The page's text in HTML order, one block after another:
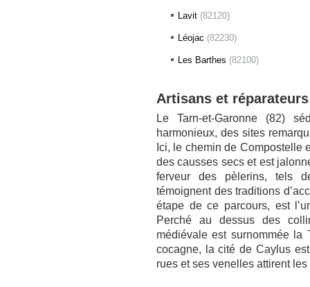
Lavit (82120)
Léojac (82230)
Les Barthes (82100)
Artisans et
Le Tarn-et-Garonne (82)
harmonieux, des sites
Ici, le chemin de Compostelle
des causses secs et est
ferveur des pèlerins, tels
témoignent des traditions
étape de ce parcours, est
Perché au dessus des
médiévale est surnommée la
cocagne, la cité de Caylus
rues et ses venelles attirent